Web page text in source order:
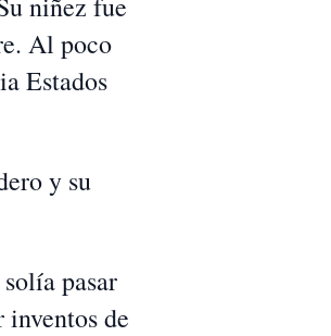
Al poco
Estados
y su
pasar
de